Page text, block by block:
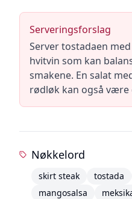
Serveringsforslag
Server tostadaen
hvitvin som kan
smakene. En salat
rødløk kan også være
Nøkkelord
skirt steak tostada
mangosalsa